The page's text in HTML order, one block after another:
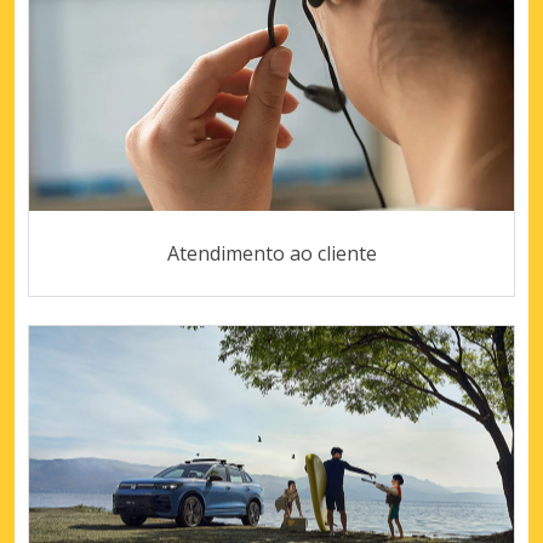
Atendimento ao cliente